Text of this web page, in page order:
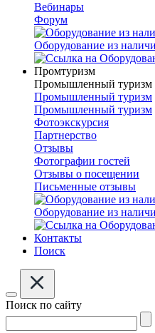
Вебинары
Форум
Оборудование из
Промтуризм
Промышленный туризм
Промышленный туризм
Промышленный туризм
Фотоэкскурсия
Партнерство
Отзывы
Фотографии гостей
Отзывы о посещении
Письменные отзывы
Оборудование из
Контакты
Поиск
Поиск по сайту